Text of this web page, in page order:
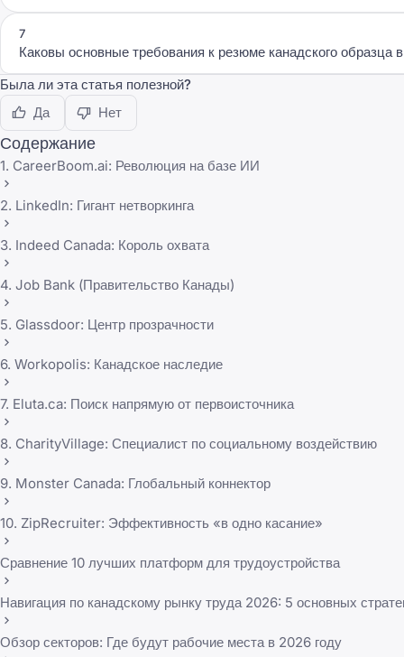
7
Каковы основные требования к резюме канадского образца
Была ли эта статья полезной?
Да
Нет
Содержание
1. CareerBoom.ai: Революция на базе ИИ
2. LinkedIn: Гигант нетворкинга
3. Indeed Canada: Король охвата
4. Job Bank (Правительство Канады)
5. Glassdoor: Центр прозрачности
6. Workopolis: Канадское наследие
7. Eluta.ca: Поиск напрямую от первоисточника
8. CharityVillage: Специалист по социальному воздействию
9. Monster Canada: Глобальный коннектор
10. ZipRecruiter: Эффективность «в одно касание»
Сравнение 10 лучших платформ для трудоустройства
Навигация по канадскому рынку труда 2026: 5 основных
Обзор секторов: Где будут рабочие места в 2026 году